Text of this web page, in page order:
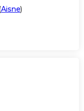
Aisne)